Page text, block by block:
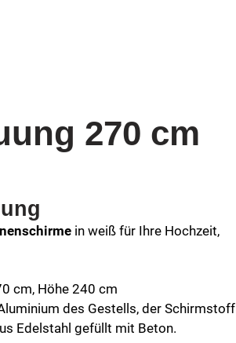
270 cm
in weiß für Ihre Hochzeit,
cm, Höhe 240 cm
des Gestells, der Schirmstoff
Edelstahl gefüllt mit Beton.